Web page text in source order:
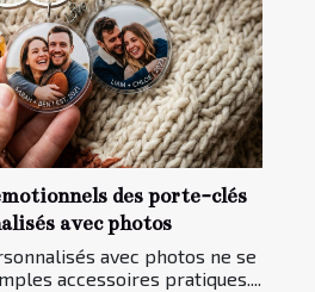
des porte-clés
avec photos
avec photos ne se
accessoires pratiques....